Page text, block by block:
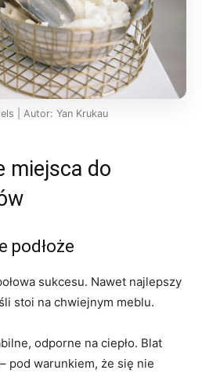
| Autor: Yan Krukau
miejsca do
podłoże
sukcesu. Nawet najlepszy
stoi na chwiejnym meblu.
odporne na ciepło. Blat
pod warunkiem, że się nie